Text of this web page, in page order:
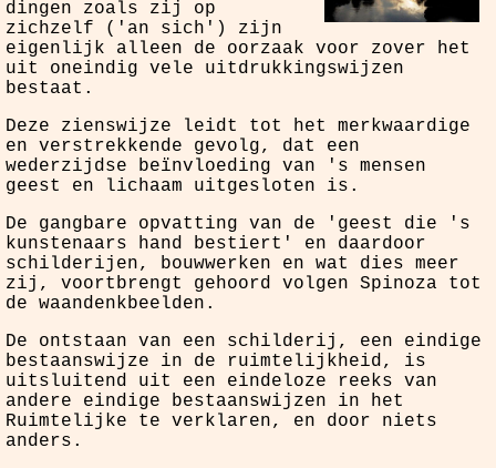
dingen zoals zij op
zichzelf ('an sich') zijn
eigenlijk alleen de oorzaak voor zover het
uit oneindig vele uitdrukkingswijzen
bestaat.
Deze zienswijze leidt tot het merkwaardige
en verstrekkende gevolg, dat een
wederzijdse beïnvloeding van 's mensen
geest en lichaam uitgesloten is.
De gangbare opvatting van de 'geest die 's
kunstenaars hand bestiert' en daardoor
schilderijen, bouwwerken en wat dies meer
zij, voortbrengt gehoord volgen Spinoza tot
de waandenkbeelden.
De ontstaan van een schilderij, een eindige
bestaanswijze in de ruimtelijkheid, is
uitsluitend uit een eindeloze reeks van
andere eindige bestaanswijzen in het
Ruimtelijke te verklaren, en door niets
anders.